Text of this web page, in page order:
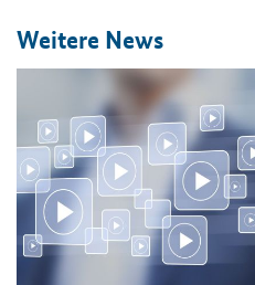
Wei­te­re News